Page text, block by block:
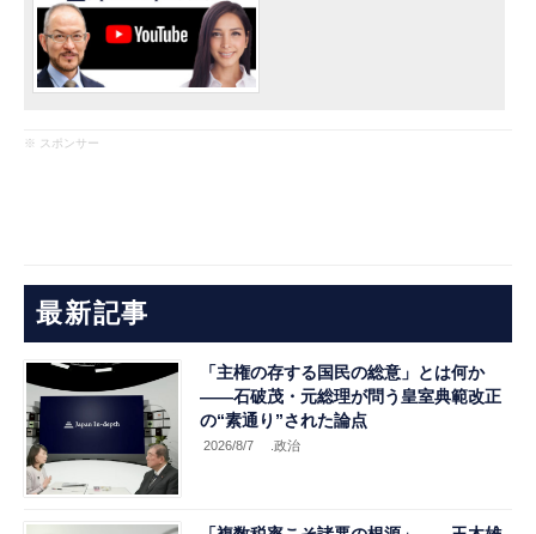
※ スポンサー
最新記事
「主権の存する国民の総意」とは何か
――石破茂・元総理が問う皇室典範改正
の“素通り”された論点
2026/8/7 .政治